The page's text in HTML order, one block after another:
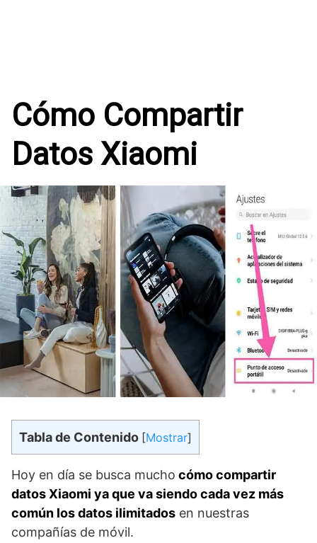
Cómo Compartir
Datos Xiaomi
Tabla de Contenido [Mostrar]
Hoy en día se busca mucho cómo compartir
datos Xiaomi ya que va siendo cada vez más
común los datos ilimitados en nuestras
compañías de móvil.